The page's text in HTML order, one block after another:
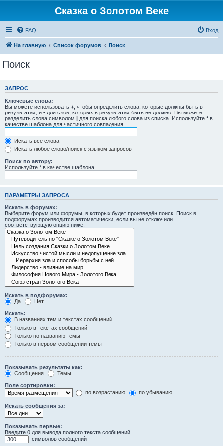
Сказка о Золотом Веке
FAQ Вход
На главную Список форумов Поиск
Поиск
ЗАПРОС
Ключевые слова:
Вы можете использовать + , чтобы определить слова, которые должны быть в
результатах, и - для слов, которых в результатах быть не должно. Вы можете
разделить слова символом | для поиска любого слова из списка. Используйте * в
качестве шаблона для частичного совпадения.
Искать все слова
Искать любое слово/поиск с языком запросов
Поиск по автору:
Используйте * в качестве шаблона.
ПАРАМЕТРЫ ЗАПРОСА
Искать в форумах:
Выберите форум или форумы, в которых будет произведён поиск. Поиск в
подфорумах производится автоматически, если вы не отключили
соответствующую опцию ниже.
Искать в подфорумах:
Да
Нет
Искать:
В названиях тем и текстах сообщений
Только в текстах сообщений
Только по названию темы
Только в первом сообщении темы
Показывать результаты как:
Сообщения
Темы
Поле сортировки:
по возрастанию
по убыванию
Искать сообщения за:
Показывать первые:
Введите 0 для вывода полного текста сообщений.
символов сообщений